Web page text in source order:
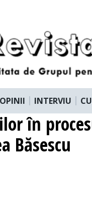
OPINII INTERVIU
în
Băsescu